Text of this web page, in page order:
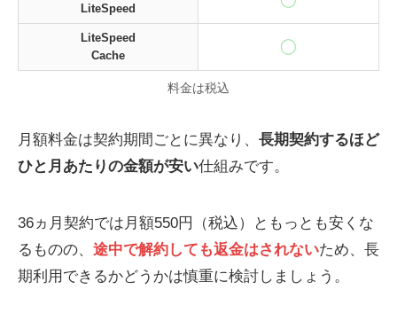
LiteSpeed
LiteSpeed
Cache
料金は税込
月額料金は契約期間ごとに異なり、 長期契約するほど
ひと月あたりの金額が安い仕組みです。
36ヵ月契約では月額550円（税込）ともっとも安くな
るものの、 途中で解約しても返金はされないため、長
期利用できるかどうかは慎重に検討しましょう。